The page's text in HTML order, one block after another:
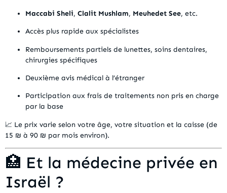
Maccabi Sheli, Clalit Mushlam, Meuhedet See, etc.
Accès plus rapide aux spécialistes
Remboursements partiels de lunettes, soins dentaires,
chirurgies spécifiques
Deuxième avis médical à l’étranger
Participation aux frais de traitements non pris en charge
par la base
📈 Le prix varie selon votre âge, votre situation et la caisse (de
15 ₪ à 90 ₪ par mois environ).
🏥 Et la médecine privée en
Israël ?